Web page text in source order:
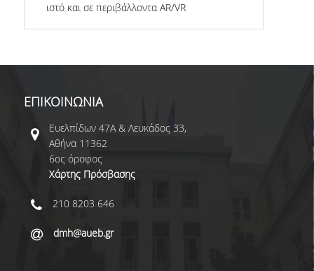
WEBMAIL
ΦΟΡΜΑ ΥΠΟΒΟΛΗΣ ΣΥΣΤΑΣΕΩΝ/
ιστό και σε περιβάλλοντα AR/VR
ΕΠΙΚΟΙΝΩΝΙΑ
Ευελπίδων 47Α & Λευκάδος 33,
Αθήνα 11362
6ος όροφος
Χάρτης Πρόσβασης
210 8203 646
dmh@aueb.gr